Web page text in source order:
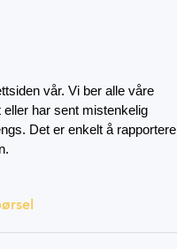
vår. Vi ber alle våre
har sent mistenkelig
Det er enkelt å rapportere